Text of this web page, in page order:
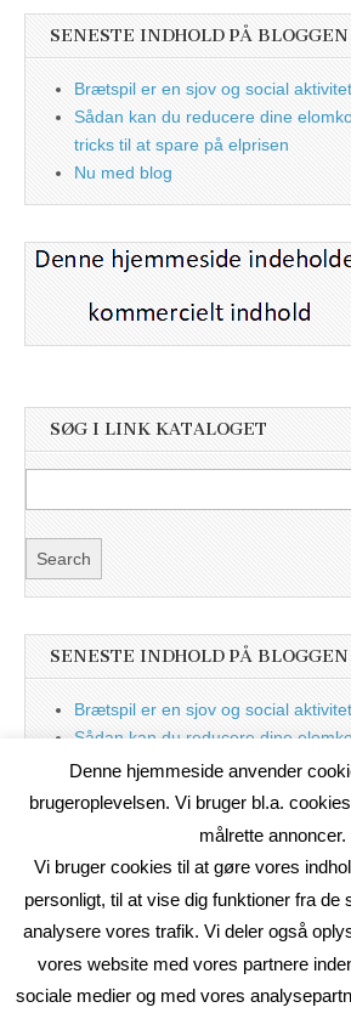
SENESTE INDHOLD PÅ BLOGGEN
Brætspil er en sjov og social
Sådan kan du reducere dine
tricks til at spare på elprisen
Nu med blog
SØG I LINK KATALOGET
SENESTE INDHOLD PÅ BLOGGEN
Brætspil er en sjov og social
Sådan kan du reducere dine
tricks til at spare på elprisen
Nu med blog
Denne hjemmeside anvender
brugeroplevelsen. Vi bruger bl.a.
målrette annoncer.
Vi bruger cookies til at gøre vores
personligt, til at vise dig funktioner fra de
analysere vores trafik. Vi deler også
vores website med vores partnere
sociale medier og med vores